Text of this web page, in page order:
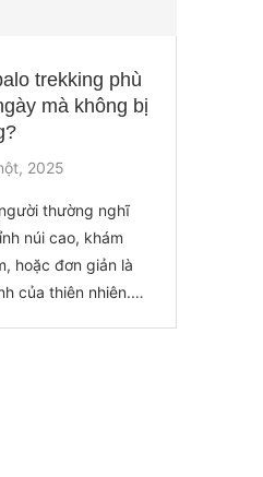
trekking phù
mà không bị
2025
thường nghĩ
núi cao, khám
hoặc đơn giản là
của thiên nhiên.